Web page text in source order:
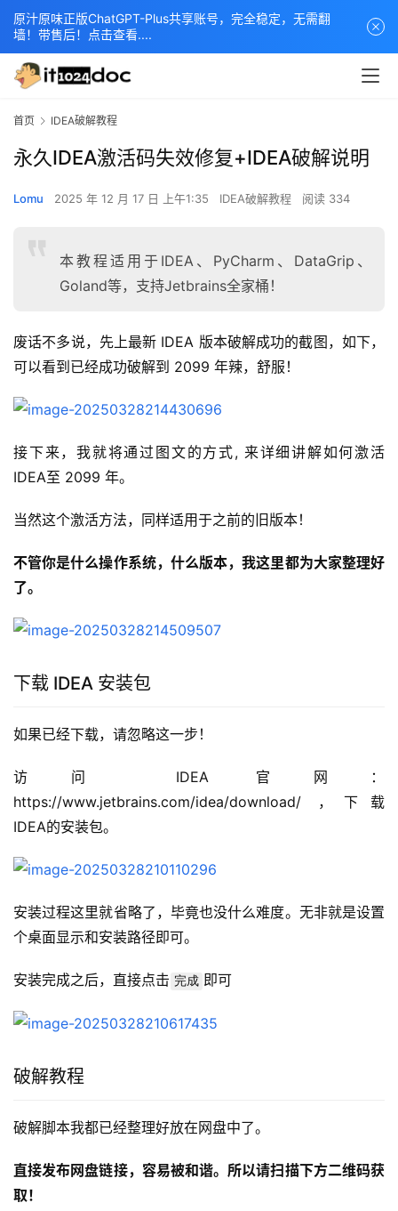
首页 IDEA破解教程
永久IDEA激活码失效修复+IDEA破解说明
Lomu 2025 年 12 月 17 日 上午1:35 IDEA破解教程 阅读 334
本教程适用于IDEA、PyCharm、DataGrip、
Goland等，支持Jetbrains全家桶！
废话不多说，先上最新 IDEA 版本破解成功的截图，如下，
可以看到已经成功破解到 2099 年辣，舒服！
接下来，我就将通过图文的方式, 来详细讲解如何激活
IDEA至 2099 年。
当然这个激活方法，同样适用于之前的旧版本！
不管你是什么操作系统，什么版本，我这里都为大家整理好
了。
下载 IDEA 安装包
如果已经下载，请忽略这一步！
访问 IDEA 官网：
https://www.jetbrains.com/idea/download/ ，下载
IDEA的安装包。
安装过程这里就省略了，毕竟也没什么难度。无非就是设置
个桌面显示和安装路径即可。
安装完成之后，直接点击 完成 即可
破解教程
破解脚本我都已经整理好放在网盘中了。
直接发布网盘链接，容易被和谐。所以请扫描下方二维码获
取！
原汁原味正版ChatGPT-Plus共享账号，完全稳定，无需翻
墙！带售后！点击查看....